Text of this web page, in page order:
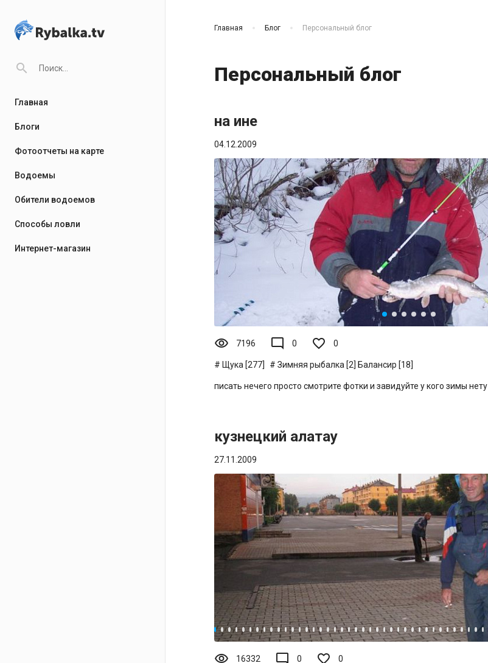
search
Главная
Блоги
Фотоотчеты на карте
Водоемы
Обители водоемов
Способы ловли
Интернет-магазин
Главная Блог Персональный блог
Персональный блог
на ине
04.12.2009
visibility 7196 mode_comment 0 0
Щука [277] Зимняя рыбалка [2] Балансир [18]
писать нечего просто смотрите фотки и завидуйте у кого зимы нету
кузнецкий алатау
27.11.2009
visibility 16332 mode_comment 0 0